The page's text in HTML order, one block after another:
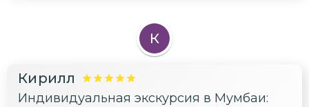
себя уверенно и комфортно в
незнакомой стране. Возвращаюсь
открытиям!
К
Кирилл
Индивидуальная экскурсия в Мумбаи: